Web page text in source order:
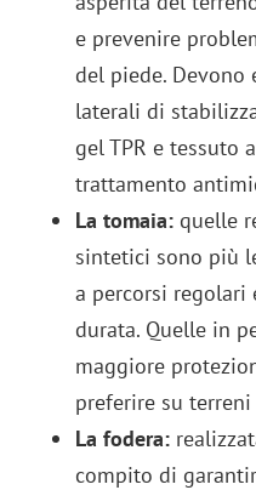
e prevenire
del piede. Devono
laterali di
gel TPR e tessuto
trattamento
La tomaia: quelle
sintetici sono più
a percorsi regolari
durata. Quelle in
maggiore
preferire su
La fodera:
compito di